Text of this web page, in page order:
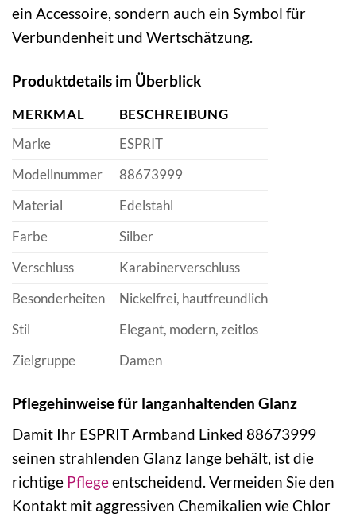
ein Accessoire, sondern auch ein Symbol für
Verbundenheit und Wertschätzung.
Produktdetails im Überblick
MERKMAL
BESCHREIBUNG
Marke
ESPRIT
Modellnummer
88673999
Material
Edelstahl
Farbe
Silber
Verschluss
Karabinerverschluss
Besonderheiten
Nickelfrei, hautfreundlich
Stil
Elegant, modern, zeitlos
Zielgruppe
Damen
Pflegehinweise für langanhaltenden Glanz
Damit Ihr ESPRIT Armband Linked 88673999
seinen strahlenden Glanz lange behält, ist die
richtige Pflegeentscheidend. Vermeiden Sie den
Kontakt mit aggressiven Chemikalien wie Chlor